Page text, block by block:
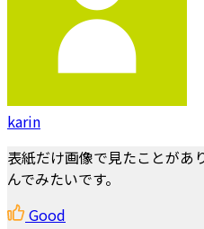
karin
表紙だけ画像で見たことがあ
んでみたいです。
Good